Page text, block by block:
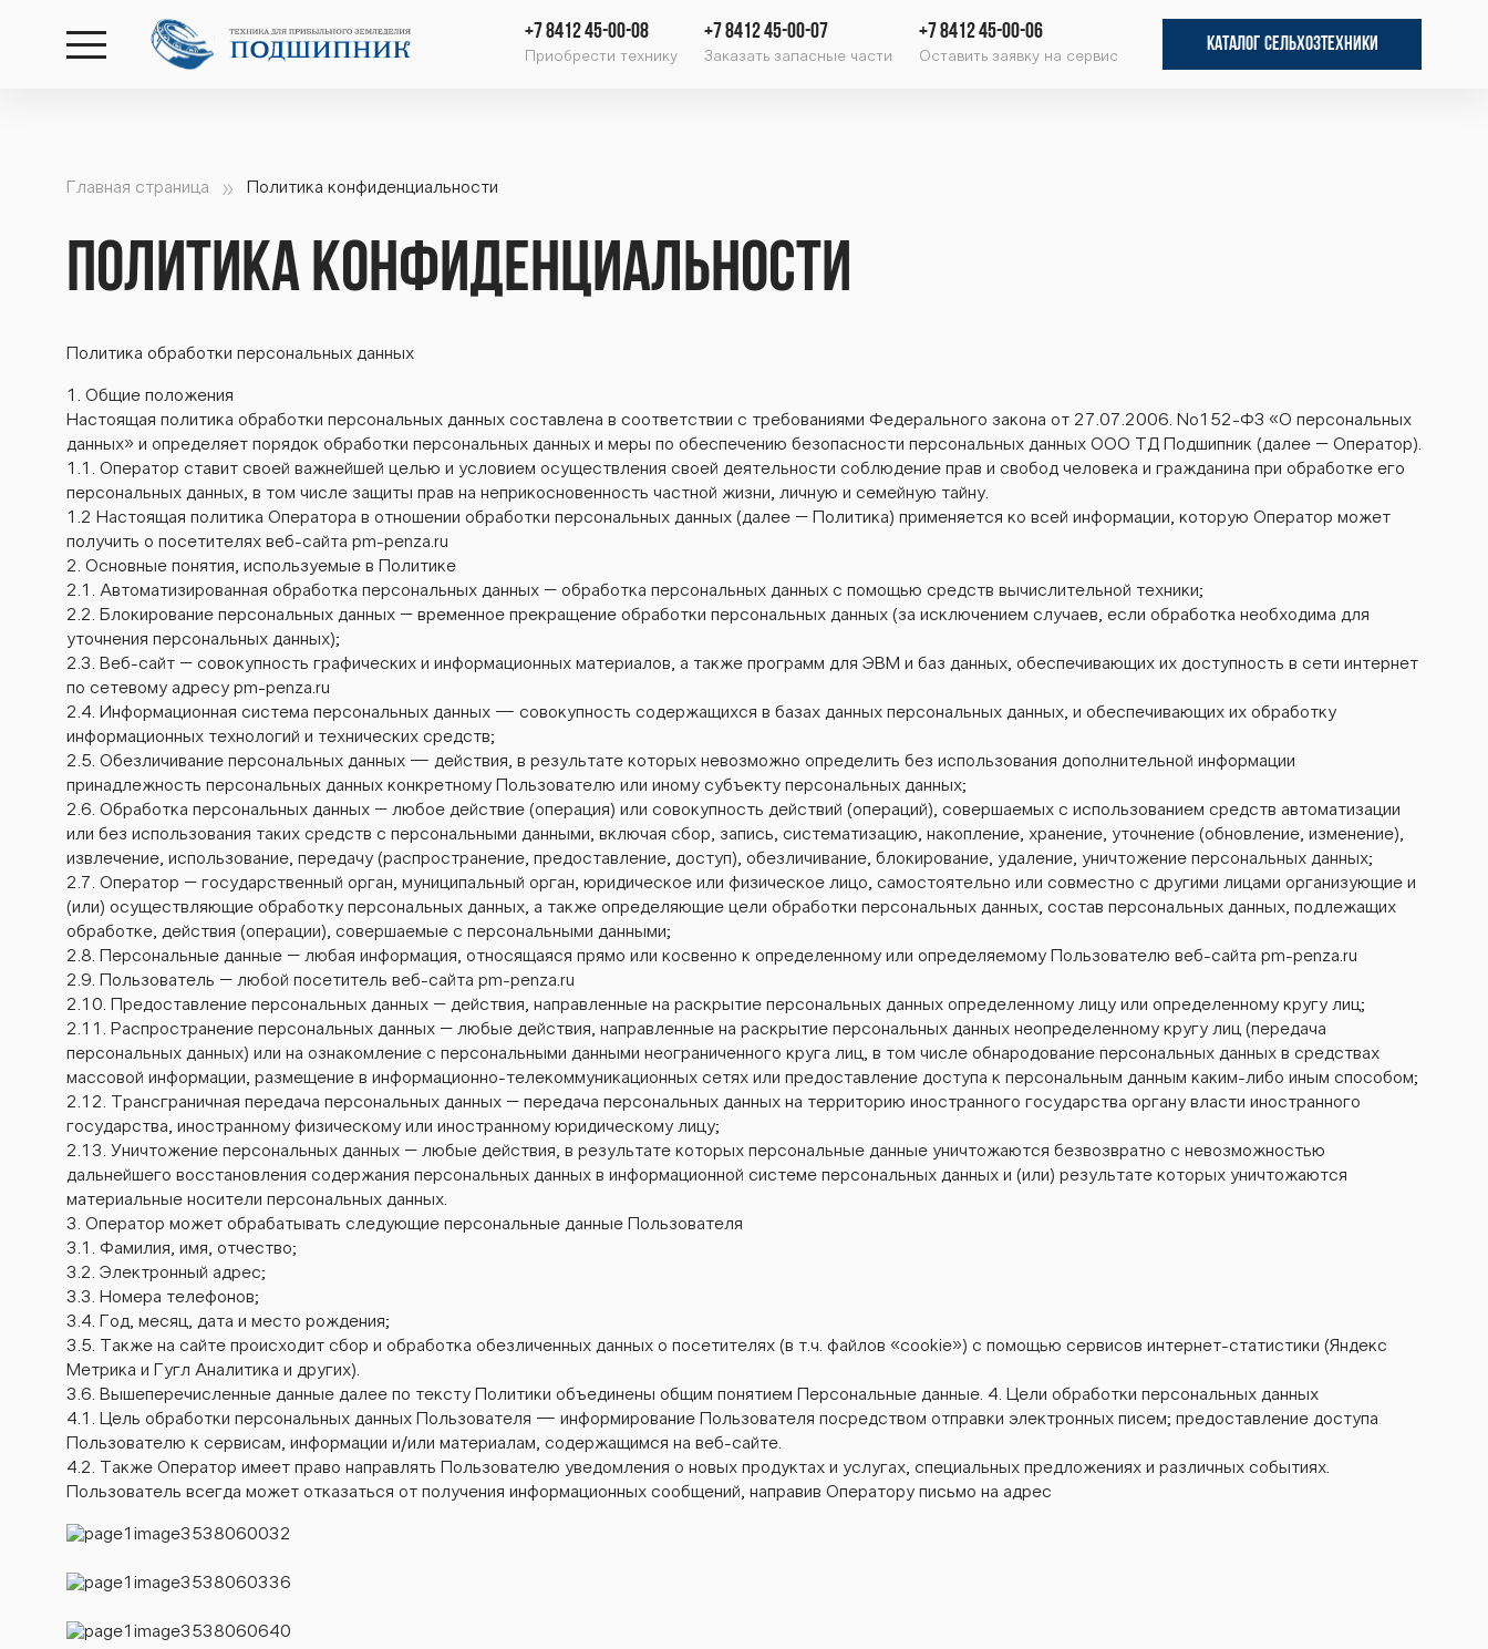
открыть
+7 8412 45-00-08
Приобрести технику
+7 8412 45-00-07
Заказать запасные части
+7 8412 45-00-06
Оставить заявку на сервис
КАТАЛОГ СЕЛЬХОЗТЕХНИКИ
Политика
конфиденциальности
Главная страница Политика конфиденциальности
Политика конфиденциальности
Политика обработки персональных данных
1. Общие положения
Настоящая политика обработки персональных данных составлена в соответствии с требованиями Федерального закона от 27.07.2006. No152-ФЗ «О персональных
данных» и определяет порядок обработки персональных данных и меры по обеспечению безопасности персональных данных ООО ТД Подшипник (далее – Оператор).
1.1. Оператор ставит своей важнейшей целью и условием осуществления своей деятельности соблюдение прав и свобод человека и гражданина при обработке его
персональных данных, в том числе защиты прав на неприкосновенность частной жизни, личную и семейную тайну.
1.2 Настоящая политика Оператора в отношении обработки персональных данных (далее – Политика) применяется ко всей информации, которую Оператор может
получить о посетителях веб-сайта pm-penza.ru
2. Основные понятия, используемые в Политике
2.1. Автоматизированная обработка персональных данных – обработка персональных данных с помощью средств вычислительной техники;
2.2. Блокирование персональных данных – временное прекращение обработки персональных данных (за исключением случаев, если обработка необходима для
уточнения персональных данных);
2.3. Веб-сайт – совокупность графических и информационных материалов, а также программ для ЭВМ и баз данных, обеспечивающих их доступность в сети интернет
по сетевому адресу pm-penza.ru
2.4. Информационная система персональных данных — совокупность содержащихся в базах данных персональных данных, и обеспечивающих их обработку
информационных технологий и технических средств;
2.5. Обезличивание персональных данных — действия, в результате которых невозможно определить без использования дополнительной информации
принадлежность персональных данных конкретному Пользователю или иному субъекту персональных данных;
2.6. Обработка персональных данных – любое действие (операция) или совокупность действий (операций), совершаемых с использованием средств автоматизации
или без использования таких средств с персональными данными, включая сбор, запись, систематизацию, накопление, хранение, уточнение (обновление, изменение),
извлечение, использование, передачу (распространение, предоставление, доступ), обезличивание, блокирование, удаление, уничтожение персональных данных;
2.7. Оператор – государственный орган, муниципальный орган, юридическое или физическое лицо, самостоятельно или совместно с другими лицами организующие и
(или) осуществляющие обработку персональных данных, а также определяющие цели обработки персональных данных, состав персональных данных, подлежащих
обработке, действия (операции), совершаемые с персональными данными;
2.8. Персональные данные – любая информация, относящаяся прямо или косвенно к определенному или определяемому Пользователю веб-сайта pm-penza.ru
2.9. Пользователь – любой посетитель веб-сайта pm-penza.ru
2.10. Предоставление персональных данных – действия, направленные на раскрытие персональных данных определенному лицу или определенному кругу лиц;
2.11. Распространение персональных данных – любые действия, направленные на раскрытие персональных данных неопределенному кругу лиц (передача
персональных данных) или на ознакомление с персональными данными неограниченного круга лиц, в том числе обнародование персональных данных в средствах
массовой информации, размещение в информационно-телекоммуникационных сетях или предоставление доступа к персональным данным каким-либо иным способом;
2.12. Трансграничная передача персональных данных – передача персональных данных на территорию иностранного государства органу власти иностранного
государства, иностранному физическому или иностранному юридическому лицу;
2.13. Уничтожение персональных данных – любые действия, в результате которых персональные данные уничтожаются безвозвратно с невозможностью
дальнейшего восстановления содержания персональных данных в информационной системе персональных данных и (или) результате которых уничтожаются
материальные носители персональных данных.
3. Оператор может обрабатывать следующие персональные данные Пользователя
3.1. Фамилия, имя, отчество;
3.2. Электронный адрес;
3.3. Номера телефонов;
3.4. Год, месяц, дата и место рождения;
3.5. Также на сайте происходит сбор и обработка обезличенных данных о посетителях (в т.ч. файлов «cookie») с помощью сервисов интернет-статистики (Яндекс
Метрика и Гугл Аналитика и других).
3.6. Вышеперечисленные данные далее по тексту Политики объединены общим понятием Персональные данные. 4. Цели обработки персональных данных
4.1. Цель обработки персональных данных Пользователя — информирование Пользователя посредством отправки электронных писем; предоставление доступа
Пользователю к сервисам, информации и/или материалам, содержащимся на веб-сайте.
4.2. Также Оператор имеет право направлять Пользователю уведомления о новых продуктах и услугах, специальных предложениях и различных событиях.
Пользователь всегда может отказаться от получения информационных сообщений, направив Оператору письмо на адрес